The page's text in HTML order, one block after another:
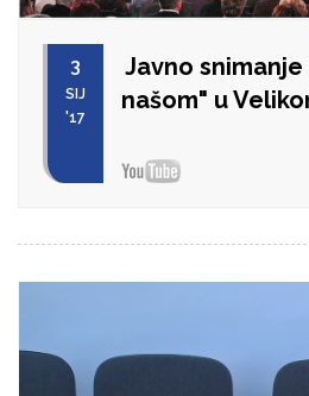
3
SIJ
'17
Javno
našom" u